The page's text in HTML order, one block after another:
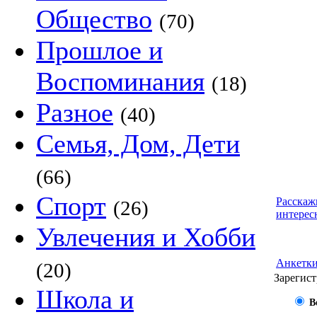
Общество (70)
Прошлое и
Воспоминания (18)
Разное (40)
Семья, Дом, Дети
(66)
Спорт (26)
Увлечения и Хобби
(20)
Школа и